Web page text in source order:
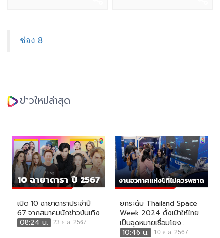
ช่อง 8
ข่าวใหม่ล่าสุด
เปิด 10 ฉายาดาราประจำปี
67 จากสมาคมนักข่าวบันเทิง
08:24 น.
23 ธ.ค. 2567
ยกระดับ Thailand Space
Week 2024 ตั้งเป้าให้ไทย
เป็นจุดหมายเชื่อมโยง...
10:46 น.
10 ต.ค. 2567